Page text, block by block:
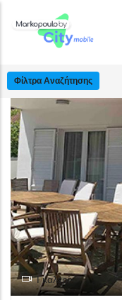
Φίλτρα Αναζήτησης
Γκαλερί
+